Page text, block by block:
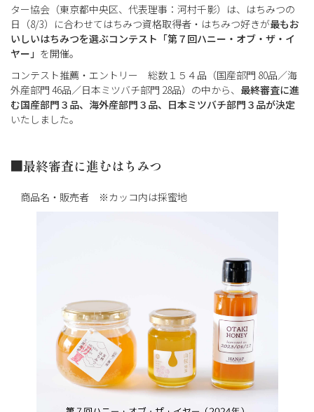
ター協会（東京都中央区、代表理事：河村千影）は、はちみつの
日（8/3）に合わせてはちみつ資格取得者・はちみつ好きが最もお
いしいはちみつを選ぶコンテスト「第７ 回ハニー・オブ・ザ・イ
ヤー」 を開催。
コンテスト推薦・エントリー 総数１５４品（国産部門 80品／海
外産部門 46品／日本ミツバチ部門 28品）の中から、 最終審査に進
む国産部門３品、海外産部門３品、日本ミツバチ部門３品が決定
いたしました。
■最終審査に進むはちみつ
商品名・販売者 ※カッコ内は採蜜地